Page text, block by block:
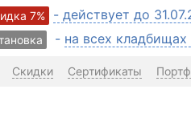
7% - действует до
- на всех
Скидки Сертификаты